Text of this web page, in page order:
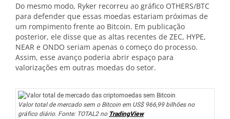
Do mesmo modo, Ryker recorreu ao gráfico OTHERS/BTC
para defender que essas moedas estariam próximas de
um rompimento frente ao Bitcoin. Em publicação
posterior, ele disse que as altas recentes de ZEC, HYPE,
NEAR e ONDO seriam apenas o começo do processo.
Assim, esse avanço poderia abrir espaço para
valorizações em outras moedas do setor.
Valor total de mercado sem o Bitcoin em US$ 966,99 bilhões no
gráfico diário. Fonte: TOTAL2 no TradingView